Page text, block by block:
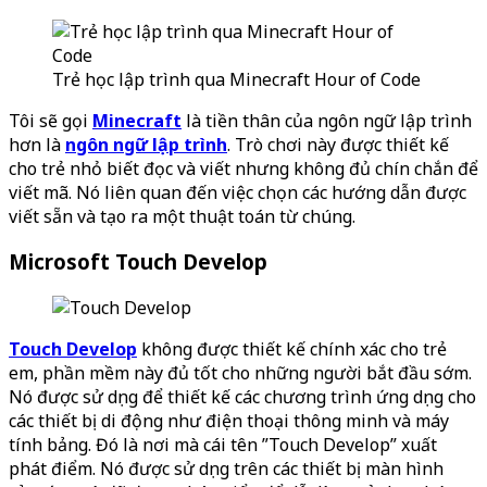
Trẻ học lập trình qua Minecraft Hour of Code
Tôi sẽ gọi Minecraft là tiền thân của ngôn ngữ lập trình
hơn là ngôn ngữ lập trình. Trò chơi này được thiết kế
cho trẻ nhỏ biết đọc và viết nhưng không đủ chín chắn để
viết mã. Nó liên quan đến việc chọn các hướng dẫn được
viết sẵn và tạo ra một thuật toán từ chúng.
Microsoft Touch Develop
Touch Develop không được thiết kế chính xác cho trẻ
em, phần mềm này đủ tốt cho những người bắt đầu sớm.
Nó được sử dụng để thiết kế các chương trình ứng dụng cho
các thiết bị di động như điện thoại thông minh và máy
tính bảng. Đó là nơi mà cái tên ”Touch Develop” xuất
phát điểm. Nó được sử dụng trên các thiết bị màn hình